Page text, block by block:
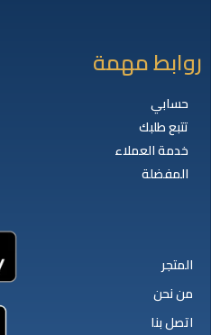
روابط مهمة
حسابي
تتبع طلبك
خدمة العملاء
المفضلة
المتجر
من نحن
اتصل بنا